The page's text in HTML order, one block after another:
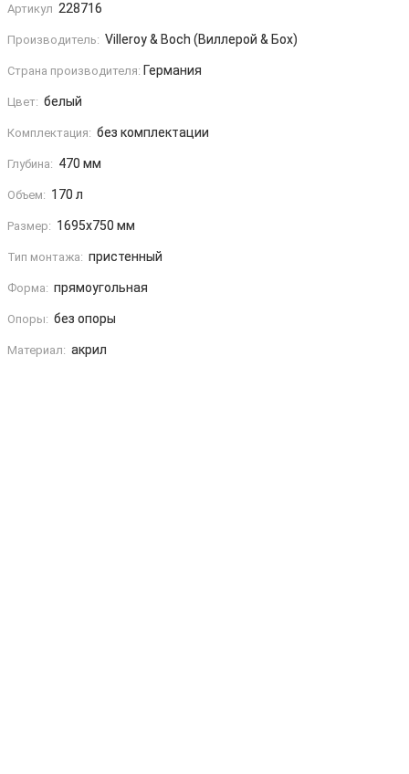
Артикул 228716
Производитель: Villeroy & Boch (Виллерой & Бох)
Страна производителя: Германия
Цвет: белый
Комплектация: без комплектации
Глубина: 470 мм
Объем: 170 л
Размер: 1695x750 мм
Тип монтажа: пристенный
Форма: прямоугольная
Опоры: без опоры
Материал: акрил